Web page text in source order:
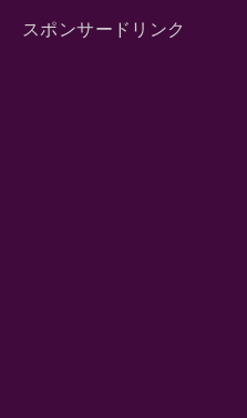
スポンサードリンク